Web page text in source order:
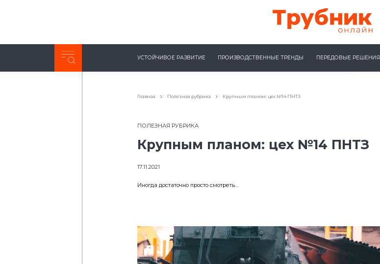
Неделя с ТМК. Выпуск №27 (225)
УСТОЙЧИВОЕ РАЗВИТИЕ ПРОИЗВОДСТВЕННЫЕ ТРЕНДЫ ПЕРЕДОВЫЕ РЕШЕНИЯ
Главная Полезная рубрика Крупным планом: цех №14 ПНТЗ
ПОЛЕЗНАЯ РУБРИКА
Крупным планом: цех №14 ПНТЗ
17.11.2021
Иногда достаточно просто смотреть...